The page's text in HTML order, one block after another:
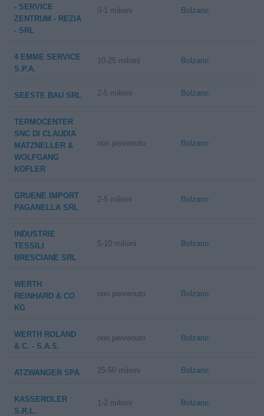
- SERVICE
ZENTRUM - REZIA
- SRL
0-1 milioni Bolzano
4 EMME SERVICE
S.P.A.
10-25 milioni Bolzano
SEESTE BAU SRL 2-5 milioni Bolzano
TERMOCENTER
SNC DI CLAUDIA
MATZNELLER &
WOLFGANG
KOFLER
non pervenuto Bolzano
GRUENE IMPORT
PAGANELLA SRL
2-5 milioni Bolzano
INDUSTRIE
TESSILI
BRESCIANE SRL
5-10 milioni Bolzano
WERTH
REINHARD & CO
KG
non pervenuto Bolzano
WERTH ROLAND
& C. - S.A.S.
non pervenuto Bolzano
ATZWANGER SPA 25-50 milioni Bolzano
KASSEROLER
S.R.L.
1-2 milioni Bolzano